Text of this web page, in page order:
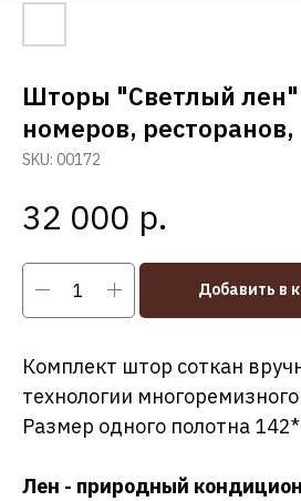
Шторы "Светлый лен"
номеров,
SKU: 00172
32 000 р.
Добавить в
Комплект штор соткан
технологии
Размер одного полотна
Лен - природный